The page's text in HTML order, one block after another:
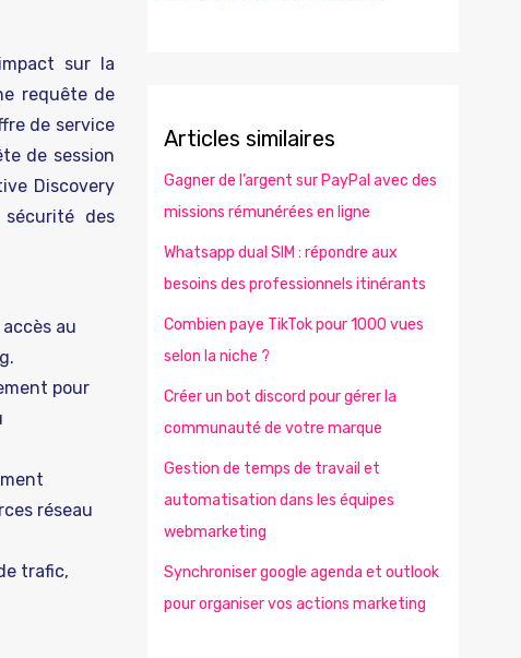
sur la
requête de
de service
de session
Discovery
sécurité des
au
pour
réseau
trafic,
Articles similaires
Gagner de l’argent sur PayPal avec des
missions rémunérées en ligne
Whatsapp dual SIM : répondre aux
besoins des professionnels itinérants
Combien paye TikTok pour 1000 vues
selon la niche ?
Créer un bot discord pour gérer la
communauté de votre marque
Gestion de temps de travail et
automatisation dans les équipes
webmarketing
Synchroniser google agenda et outlook
pour organiser vos actions marketing